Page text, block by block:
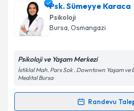
Takvim Talebini
Psk. Nur Gezekiçin randevu
Size bu uzmandan randevu
hazırlandığında e-posta ile
Kişisel verilerimin
'ni okudum ve kişisel
Psk. Sümeyye Karaca
Psikoloji
Bursa, Osmangazi
Psikoloji ve Yaşam Merkezi
İstiklal Mah. Pars Sok . Downtown Yaşam ve
Medital Bursa
Randevu
Randevu Takvimi Talebi